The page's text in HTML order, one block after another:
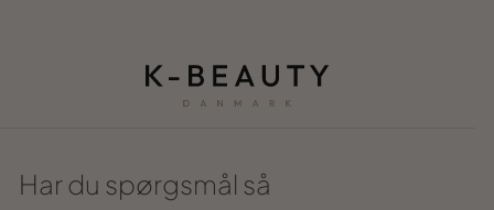
Har du spørgsmål så